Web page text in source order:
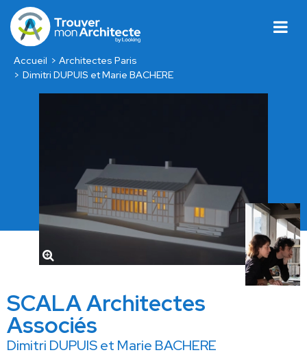
Accueil
Architectes Paris
Dimitri DUPUIS et Marie BACHERE
SCALA Architectes
Associés
Dimitri DUPUIS et Marie BACHERE